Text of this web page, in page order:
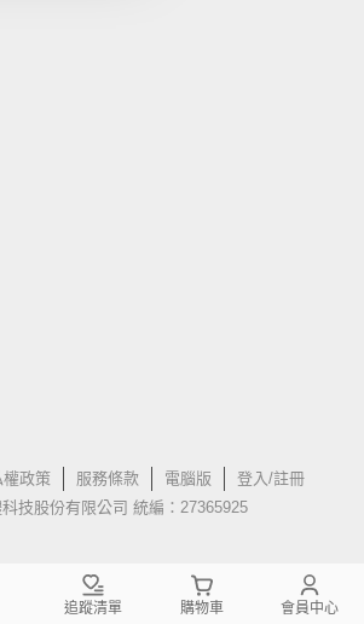
權政策 服務條款 電腦版
登入/註冊
技股份有限公司 統編：27365925
追蹤清單 購物車 會員中心